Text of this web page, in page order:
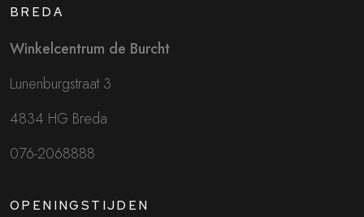
BREDA
Winkelcentrum de Burcht
Lunenburgstraat 3
4834 HG Breda
076-2068888
OPENINGSTIJDEN